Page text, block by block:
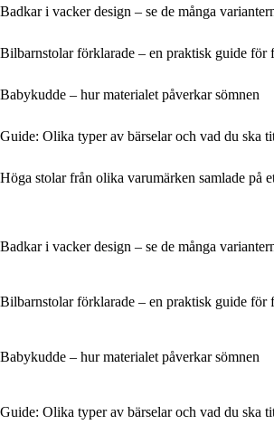
Badkar i vacker design – se de många
Bilbarnstolar förklarade – en praktisk guide för
Babykudde – hur materialet påverkar sömnen
Guide: Olika typer av bärselar och vad du ska
Höga stolar från olika varumärken samlade på
Badkar i vacker design – se de många
Bilbarnstolar förklarade – en praktisk guide för
Babykudde – hur materialet påverkar sömnen
Guide: Olika typer av bärselar och vad du ska